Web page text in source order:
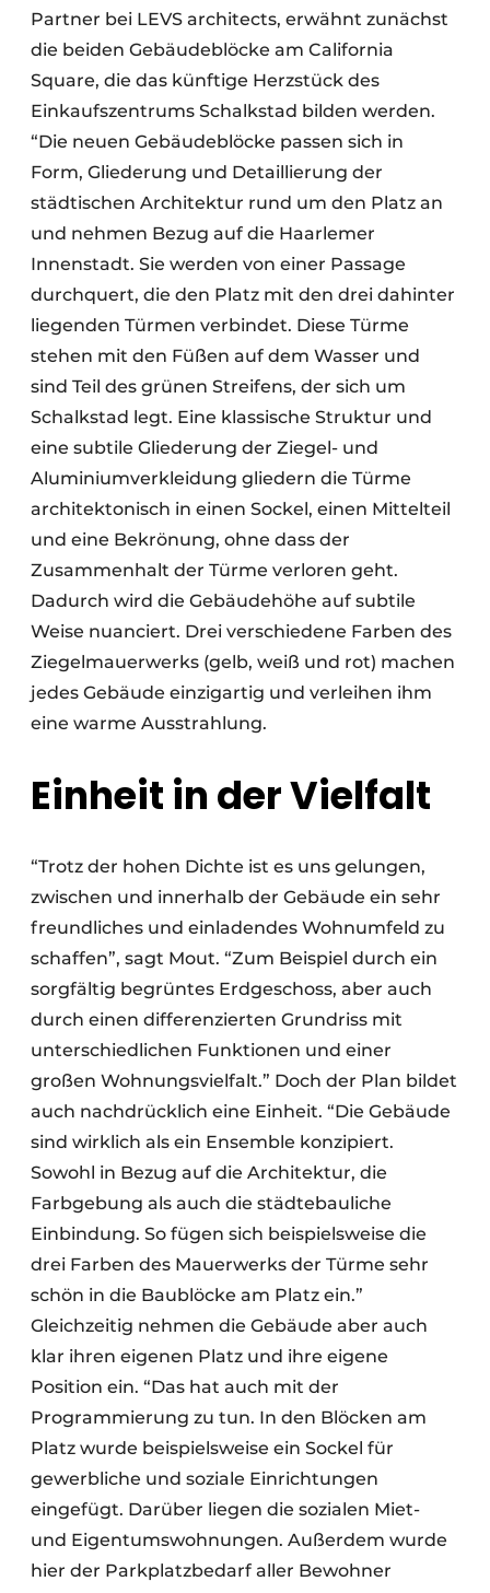
Partner bei LEVS architects, erwähnt zunächst
die beiden Gebäudeblöcke am California
Square, die das künftige Herzstück des
Einkaufszentrums Schalkstad bilden werden.
“Die neuen Gebäudeblöcke passen sich in
Form, Gliederung und Detaillierung der
städtischen Architektur rund um den Platz an
und nehmen Bezug auf die Haarlemer
Innenstadt. Sie werden von einer Passage
durchquert, die den Platz mit den drei dahinter
liegenden Türmen verbindet. Diese Türme
stehen mit den Füßen auf dem Wasser und
sind Teil des grünen Streifens, der sich um
Schalkstad legt. Eine klassische Struktur und
eine subtile Gliederung der Ziegel- und
Aluminiumverkleidung gliedern die Türme
architektonisch in einen Sockel, einen Mittelteil
und eine Bekrönung, ohne dass der
Zusammenhalt der Türme verloren geht.
Dadurch wird die Gebäudehöhe auf subtile
Weise nuanciert. Drei verschiedene Farben des
Ziegelmauerwerks (gelb, weiß und rot) machen
jedes Gebäude einzigartig und verleihen ihm
eine warme Ausstrahlung.
Einheit in der Vielfalt
“Trotz der hohen Dichte ist es uns gelungen,
zwischen und innerhalb der Gebäude ein sehr
freundliches und einladendes Wohnumfeld zu
schaffen”, sagt Mout. “Zum Beispiel durch ein
sorgfältig begrüntes Erdgeschoss, aber auch
durch einen differenzierten Grundriss mit
unterschiedlichen Funktionen und einer
großen Wohnungsvielfalt.” Doch der Plan bildet
auch nachdrücklich eine Einheit. “Die Gebäude
sind wirklich als ein Ensemble konzipiert.
Sowohl in Bezug auf die Architektur, die
Farbgebung als auch die städtebauliche
Einbindung. So fügen sich beispielsweise die
drei Farben des Mauerwerks der Türme sehr
schön in die Baublöcke am Platz ein.”
Gleichzeitig nehmen die Gebäude aber auch
klar ihren eigenen Platz und ihre eigene
Position ein. “Das hat auch mit der
Programmierung zu tun. In den Blöcken am
Platz wurde beispielsweise ein Sockel für
gewerbliche und soziale Einrichtungen
eingefügt. Darüber liegen die sozialen Miet-
und Eigentumswohnungen. Außerdem wurde
hier der Parkplatzbedarf aller Bewohner